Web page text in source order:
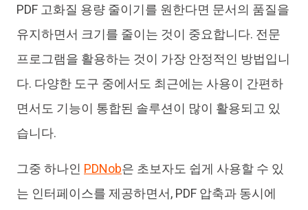
PDF 고화질 용량 줄이기를 원한다면 문서의 품질을
유지하면서 크기를 줄이는 것이 중요합니다. 전문
프로그램을 활용하는 것이 가장 안정적인 방법입니
다. 다양한 도구 중에서도 최근에는 사용이 간편하
면서도 기능이 통합된 솔루션이 많이 활용되고 있
습니다.
그중 하나인 PDNob은 초보자도 쉽게 사용할 수 있
는 인터페이스를 제공하면서, PDF 압축과 동시에